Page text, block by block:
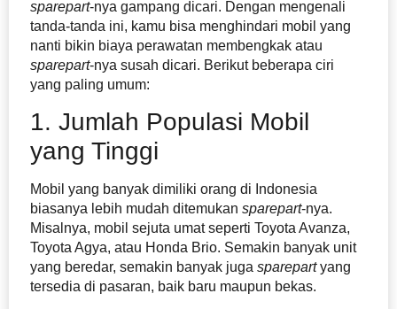
sparepart-nya gampang dicari. Dengan mengenali
tanda-tanda ini, kamu bisa menghindari mobil yang
nanti bikin biaya perawatan membengkak atau
sparepart-nya susah dicari. Berikut beberapa ciri
yang paling umum:
1. Jumlah Populasi Mobil
yang Tinggi
Mobil yang banyak dimiliki orang di Indonesia
biasanya lebih mudah ditemukan sparepart-nya.
Misalnya, mobil sejuta umat seperti Toyota Avanza,
Toyota Agya, atau Honda Brio. Semakin banyak unit
yang beredar, semakin banyak juga sparepartyang
tersedia di pasaran, baik baru maupun bekas.